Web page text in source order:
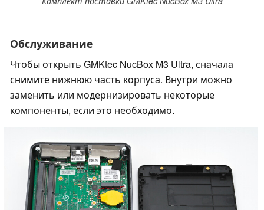
Обслуживание
Чтобы открыть GMKtec NucBox M3 Ultra, сначала
снимите нижнюю часть корпуса. Внутри можно
заменить или модернизировать некоторые
компоненты, если это необходимо.